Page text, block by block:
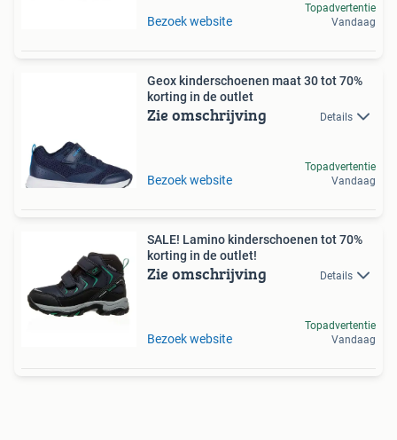
Bezoek website
Topadvertentie
Vandaag
Geox kinderschoenen maat 30 tot 70%
korting in de outlet
Zie omschrijving Details
Bezoek website
Topadvertentie
Vandaag
SALE! Lamino kinderschoenen tot 70%
korting in de outlet!
Zie omschrijving Details
Bezoek website
Topadvertentie
Vandaag